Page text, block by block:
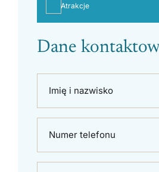
Atrakcje
Dane
Imię i nazwisko
Numer telefonu